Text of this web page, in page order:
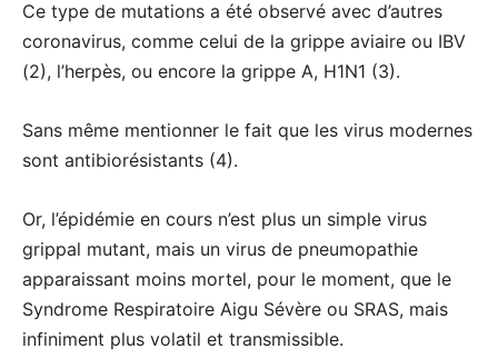
Ce type de mutations a été observé avec d’autres
coronavirus, comme celui de la grippe aviaire ou IBV
(2), l’herpès, ou encore la grippe A, H1N1 (3).
Sans même mentionner le fait que les virus modernes
sont antibiorésistants (4).
Or, l’épidémie en cours n’est plus un simple virus
grippal mutant, mais un virus de pneumopathie
apparaissant moins mortel, pour le moment, que le
Syndrome Respiratoire Aigu Sévère ou SRAS, mais
infiniment plus volatil et transmissible.